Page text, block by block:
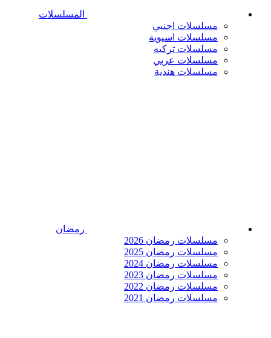
المسلسلات
مسلسلات اجنبي
مسلسلات اسيوية
مسلسلات تركيه
مسلسلات عربي
مسلسلات هندية
رمضان
مسلسلات رمضان 2026
مسلسلات رمضان 2025
مسلسلات رمضان 2024
مسلسلات رمضان 2023
مسلسلات رمضان 2022
مسلسلات رمضان 2021